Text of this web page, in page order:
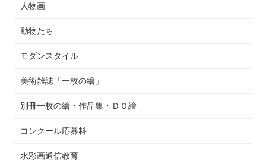
人物画
動物たち
モダンスタイル
美術雑誌「一枚の繪」
別冊一枚の繪・作品集・ＤＯ繪
コンクール応募料
水彩画通信教育